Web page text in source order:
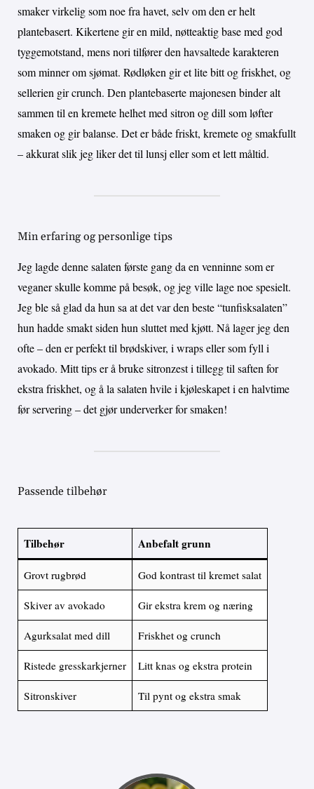
smaker virkelig som noe fra havet, selv om den er helt
plantebasert. Kikertene gir en mild, nøtteaktig base med god
tyggemotstand, mens nori tilfører den havsaltede karakteren
som minner om sjømat. Rødløken gir et lite bitt og friskhet, og
sellerien gir crunch. Den plantebaserte majonesen binder alt
sammen til en kremete helhet med sitron og dill som løfter
smaken og gir balanse. Det er både friskt, kremete og smakfullt
– akkurat slik jeg liker det til lunsj eller som et lett måltid.
Min erfaring og personlige tips
Jeg lagde denne salaten første gang da en venninne som er
veganer skulle komme på besøk, og jeg ville lage noe spesielt.
Jeg ble så glad da hun sa at det var den beste “tunfisksalaten”
hun hadde smakt siden hun sluttet med kjøtt. Nå lager jeg den
ofte – den er perfekt til brødskiver, i wraps eller som fyll i
avokado. Mitt tips er å bruke sitronzest i tillegg til saften for
ekstra friskhet, og å la salaten hvile i kjøleskapet i en halvtime
før servering – det gjør underverker for smaken!
Passende tilbehør
Tilbehør Anbefalt grunn
Grovt rugbrød God kontrast til kremet salat
Skiver av avokado Gir ekstra krem og næring
Agurksalat med dill Friskhet og crunch
Ristede gresskarkjerner Litt knas og ekstra protein
Sitronskiver Til pynt og ekstra smak